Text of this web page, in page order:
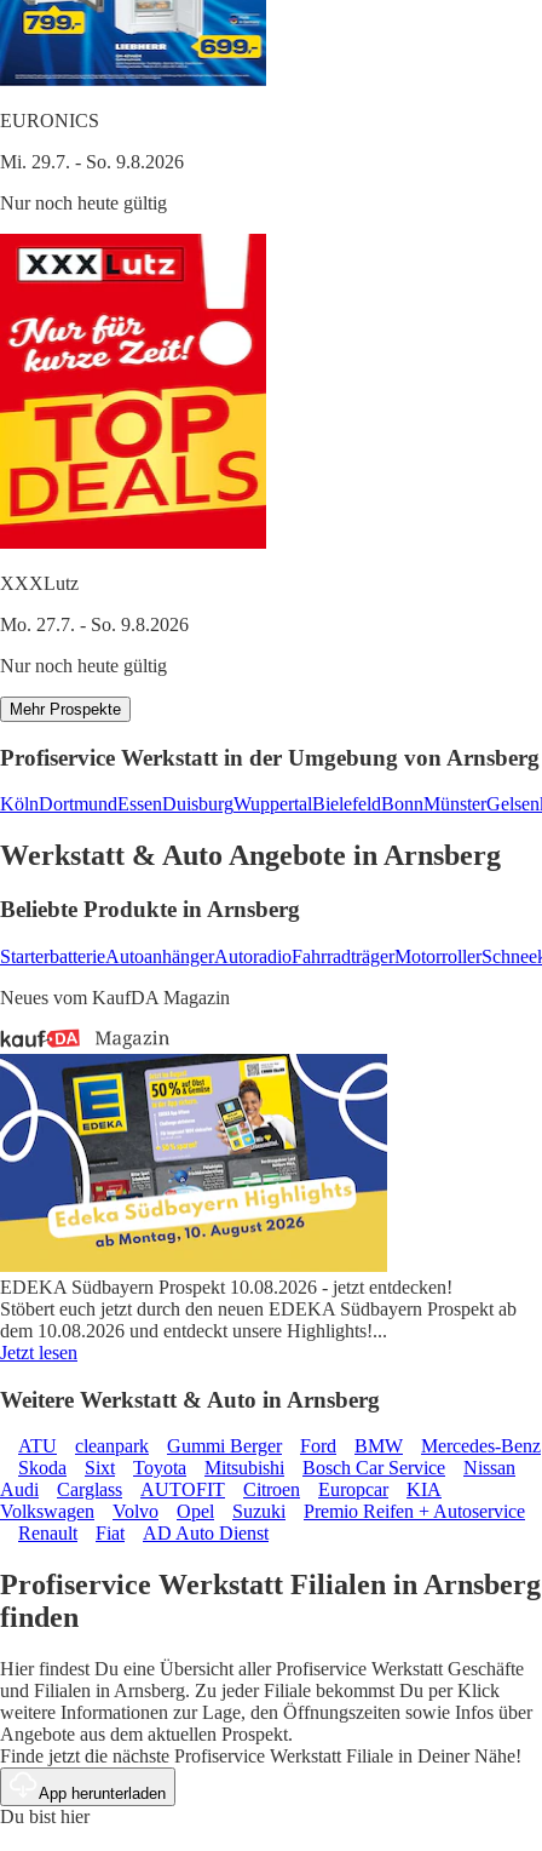
EURONICS
Mi. 29.7. - So. 9.8.2026
Nur noch heute gültig
XXXLutz
Mo. 27.7. - So. 9.8.2026
Nur noch heute gültig
Mehr Prospekte
Profiservice Werkstatt in der Umgebung von Arnsberg
KölnDortmundEssenDuisburgWuppertalBielefeldBonnMünster
Werkstatt & Auto Angebote in Arnsberg
Beliebte Produkte in Arnsberg
StarterbatterieAutoanhängerAutoradioFahrradträgerMotorroller
Neues vom KaufDA Magazin
EDEKA Südbayern Prospekt 10.08.2026 - jetzt entdecken!
Stöbert euch jetzt durch den neuen EDEKA Südbayern Prospekt ab
dem 10.08.2026 und entdeckt unsere Highlights!...
Jetzt lesen
Weitere Werkstatt & Auto in Arnsberg
ATU cleanpark Gummi Berger Ford BMW
Mercedes-Benz
Skoda
Sixt Toyota Mitsubishi Bosch Car Service
Nissan
Audi
Carglass AUTOFIT Citroen Europcar
KIA
Volkswagen
Volvo Opel Suzuki
Premio Reifen + Autoservice
Renault
Fiat AD Auto Dienst
Profiservice Werkstatt Filialen in Arnsberg
finden
Hier findest Du eine Übersicht aller Profiservice Werkstatt Geschäfte
und Filialen in Arnsberg. Zu jeder Filiale bekommst Du per Klick
weitere Informationen zur Lage, den Öffnungszeiten sowie Infos über
Angebote aus dem aktuellen Prospekt.
Finde jetzt die nächste Profiservice Werkstatt Filiale in Deiner Nähe!
App herunterladen
Du bist hier